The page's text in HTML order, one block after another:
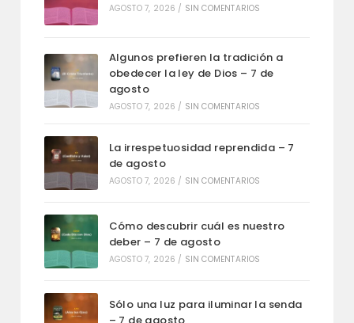
AGOSTO 7, 2026 / SIN COMENTARIOS
Algunos prefieren la tradición a
obedecer la ley de Dios – 7 de
agosto
AGOSTO 7, 2026 / SIN COMENTARIOS
La irrespetuosidad reprendida – 7
de agosto
AGOSTO 7, 2026 / SIN COMENTARIOS
Cómo descubrir cuál es nuestro
deber – 7 de agosto
AGOSTO 7, 2026 / SIN COMENTARIOS
Sólo una luz para iluminar la senda